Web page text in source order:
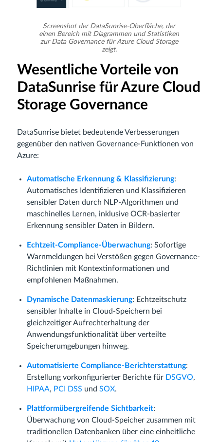
Screenshot der DataSunrise-Oberfläche, der
einen Bereich mit Diagrammen und Statistiken
zur Data Governance für Azure Cloud Storage
zeigt.
Wesentliche Vorteile von
DataSunrise für Azure Cloud
Storage Governance
DataSunrise bietet bedeutende Verbesserungen
gegenüber den nativen Governance-Funktionen von
Azure:
Automatische Erkennung & Klassifizierung:
Automatisches Identifizieren und Klassifizieren
sensibler Daten durch NLP-Algorithmen und
maschinelles Lernen, inklusive OCR-basierter
Erkennung sensibler Daten in Bildern.
Echtzeit-Compliance-Überwachung: Sofortige
Warnmeldungen bei Verstößen gegen Governance-
Richtlinien mit Kontextinformationen und
empfohlenen Maßnahmen.
Dynamische Datenmaskierung: Echtzeitschutz
sensibler Inhalte in Cloud-Speichern bei
gleichzeitiger Aufrechterhaltung der
Anwendungsfunktionalität über verteilte
Speicherumgebungen hinweg.
Automatisierte Compliance-Berichterstattung:
Erstellung vorkonfigurierter Berichte für DSGVO,
HIPAA, PCI DSS und SOX.
Plattformübergreifende Sichtbarkeit:
Überwachung von Cloud-Speicher zusammen mit
traditionellen Datenbanken über eine einheitliche